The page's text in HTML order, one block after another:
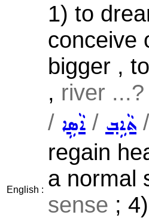
English :
1) to
conceive
bigger ,
, river ...?
/ ܐܵܣܹܐ / ܬܵܐܹܒ݂ /
regain
a normal
sense ; 4)